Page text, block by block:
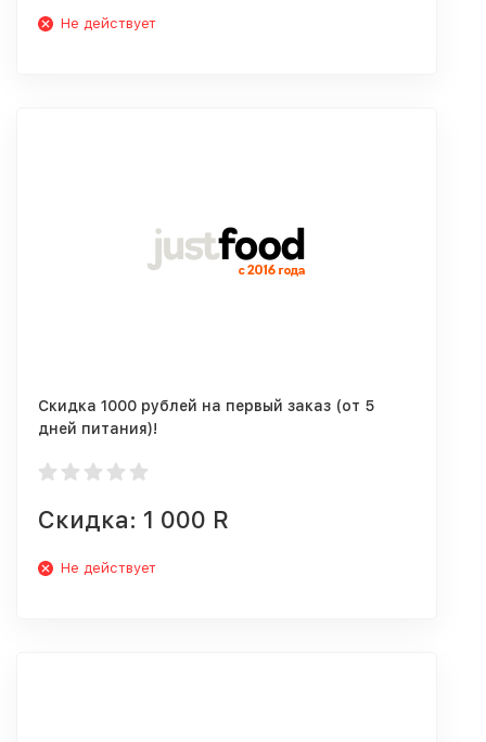
Не действует
Скидка 1000 рублей на первый заказ (от 5
дней питания)!
Скидка: 1 000 R
Не действует